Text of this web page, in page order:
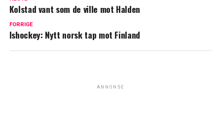
Kolstad vant som de ville mot Halden
FORRIGE
Ishockey: Nytt norsk tap mot Finland
ANNONSE